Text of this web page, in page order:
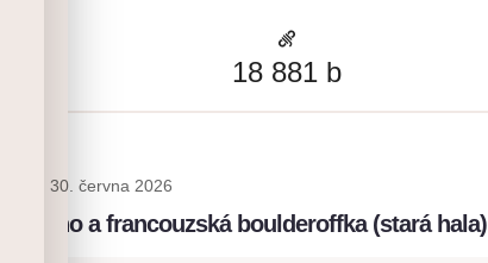
18 881 b
30. června 2026
lano a francouzská boulderoffka (stará hala)